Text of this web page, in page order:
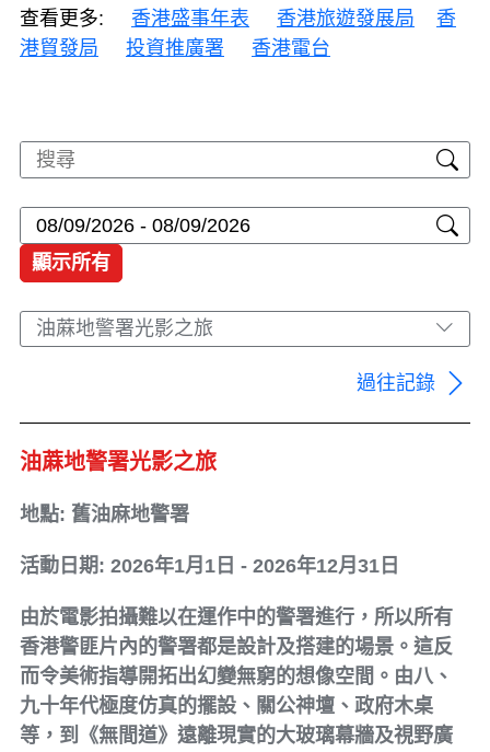
查看更多: 香港盛事年表 香港旅遊發展局
香
港貿發局
投資推廣署 香港電台
顯示所有
油蔴地警署光影之旅
過往記錄
油蔴地警署光影之旅
地點: 舊油麻地警署
活動日期: 2026年1月1日 - 2026年12月31日
由於電影拍攝難以在運作中的警署進行，所以所有
香港警匪片內的警署都是設計及搭建的場景。這反
而令美術指導開拓出幻變無窮的想像空間。由八、
九十年代極度仿真的擺設、關公神壇、政府木桌
等，到《無間道》遠離現實的大玻璃幕牆及視野廣